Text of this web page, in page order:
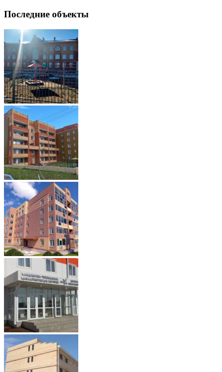
Последние объекты